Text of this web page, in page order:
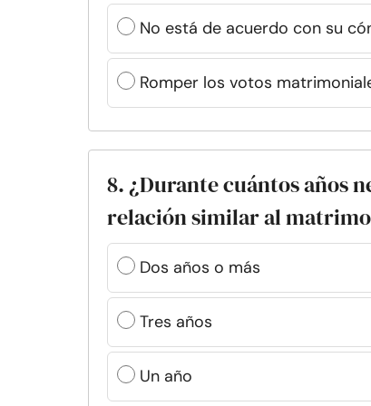
No está de acuerdo con su
Romper los votos
8. ¿Durante cuántos años
relación similar al
Dos años o más
Tres años
Un año